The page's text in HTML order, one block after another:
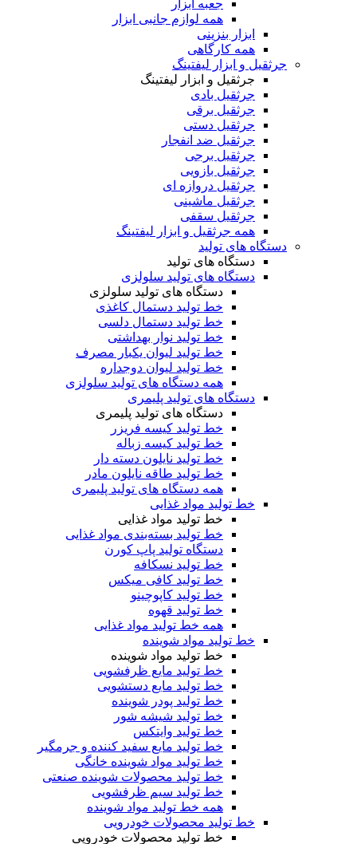
جعبه ابزار
همه لوازم جانبی ابزار
ابزار بنزینی
همه کارگاهی
جرثقیل و ابزار لیفتینگ
جرثقیل و ابزار لیفتینگ
جرثقیل بادی
جرثقیل برقی
جرثقیل دستی
جرثقیل ضد انفجار
جرثقیل برجی
جرثقیل بازویی
جرثقیل دروازه ای
جرثقیل ماشینی
جرثقیل سقفی
همه جرثقیل و ابزار لیفتینگ
دستگاه های تولید
دستگاه های تولید
دستگاه های تولید سلولزی
دستگاه های تولید سلولزی
خط تولید دستمال کاغذی
خط تولید دستمال دلسی
خط تولید نوار بهداشتی
خط تولید لیوان یکبار مصرف
خط تولید لیوان دوجداره
همه دستگاه های تولید سلولزی
دستگاه های تولید پلیمری
دستگاه های تولید پلیمری
خط تولید کیسه فریزر
خط تولید کیسه زباله
خط تولید نایلون دسته دار
خط تولید طاقه نایلون مادر
همه دستگاه های تولید پلیمری
خط تولید مواد غذایی
خط تولید مواد غذایی
خط تولید بسته‌بندی مواد غذایی
دستگاه تولید پاپ کورن
خط تولید نسکافه
خط تولید کافی میکس
خط تولید کاپوچینو
خط تولید قهوه
همه خط تولید مواد غذایی
خط تولید مواد شوینده
خط تولید مواد شوینده
خط تولید مایع ظرفشویی
خط تولید مایع دستشویی
خط تولید پودر شوینده
خط تولید شیشه شور
خط تولید وایتکس
خط تولید مایع سفید کننده و جرمگیر
خط تولید مواد شوینده خانگی
خط تولید محصولات شوینده صنعتی
خط تولید سیم ظرفشویی
همه خط تولید مواد شوینده
خط تولید محصولات خودرویی
خط تولید محصولات خودرویی